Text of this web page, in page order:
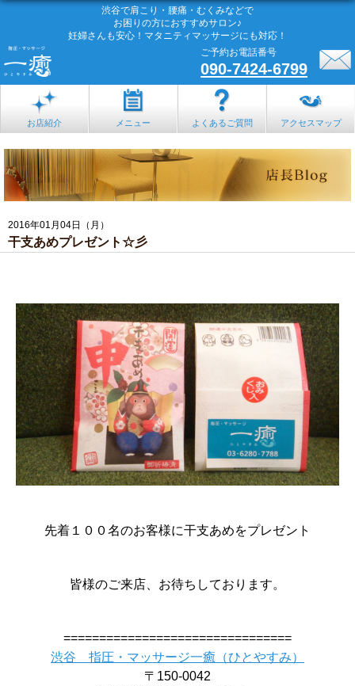
渋谷で肩こり・腰痛・むくみなどで
お困りの方におすすめサロン♪
妊婦さんも安心！マタニティマッサージにも対応！
ご予約お電話番号
090-7424-6799
お店紹介 メニュー よくあるご質問 アクセスマップ
2016年01月04日（月）
干支あめプレゼント☆彡
先着１００名のお客様に干支あめをプレゼント
皆様のご来店、お待ちしております。
================================
渋谷 指圧・マッサージ一癒（ひとやすみ）
〒150-0042